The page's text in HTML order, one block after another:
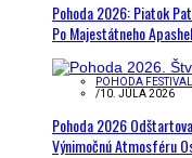
Pohoda 2026: Piatok
Po Majestátneho
POHODA FESTIVAL
/10. JÚLA 2026
Pohoda 2026
Výnimočnú Atmosféru